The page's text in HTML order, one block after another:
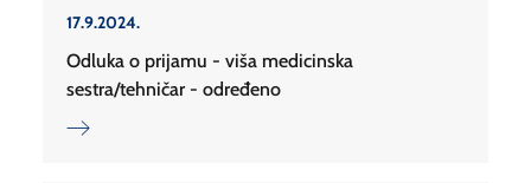
17.9.2024.
Odluka o prijamu - viša medicinska
sestra/tehničar - određeno